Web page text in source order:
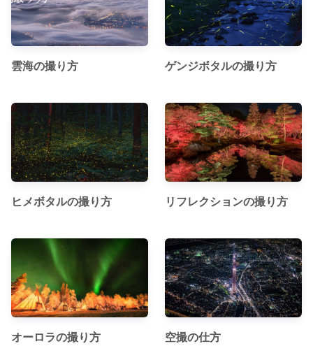
雲海の撮り方 ゲンジボタルの撮り方
ヒメボタルの撮り方 リフレクションの撮り方
オーロラの撮り方 空撮の仕方